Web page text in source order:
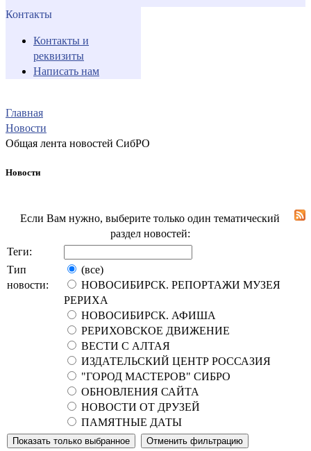
Контакты
Контакты и
реквизиты
Написать нам
Главная
Новости
Общая лента новостей СибРО
Новости
Если Вам нужно, выберите только один тематический
раздел новостей:
Теги:
Тип
новости:
(все)
НОВОСИБИРСК. РЕПОРТАЖИ МУЗЕЯ
РЕРИХА
НОВОСИБИРСК. АФИША
РЕРИХОВСКОЕ ДВИЖЕНИЕ
ВЕСТИ С АЛТАЯ
ИЗДАТЕЛЬСКИЙ ЦЕНТР РОССАЗИЯ
"ГОРОД МАСТЕРОВ" СИБРО
ОБНОВЛЕНИЯ САЙТА
НОВОСТИ ОТ ДРУЗЕЙ
ПАМЯТНЫЕ ДАТЫ